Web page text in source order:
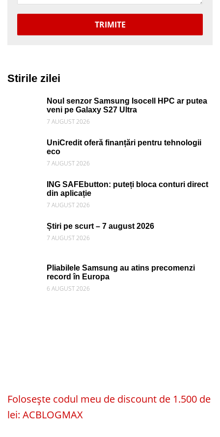
TRIMITE
Stirile zilei
Noul senzor Samsung Isocell HPC ar putea
veni pe Galaxy S27 Ultra
7 AUGUST 2026
UniCredit oferă finanțări pentru tehnologii
eco
7 AUGUST 2026
ING SAFEbutton: puteți bloca conturi direct
din aplicație
7 AUGUST 2026
Știri pe scurt – 7 august 2026
7 AUGUST 2026
Pliabilele Samsung au atins precomenzi
record în Europa
6 AUGUST 2026
Folosește codul meu de discount de 1.500 de
lei: ACBLOGMAX